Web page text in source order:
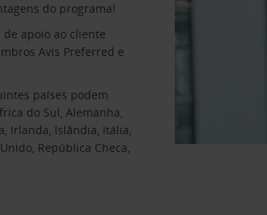
do programa!
apoio ao cliente
Avis Preferred e
países podem
do Sul, Alemanha,
Irlanda, Islândia, Itália,
República Checa,